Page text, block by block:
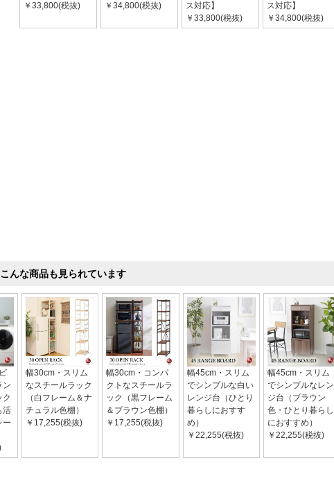
￥33,800(税抜)
￥34,800(税抜)
ス対応】
￥33,800(税抜)
ス対応】
￥34,800(税抜)
んな商品も見られています
ン
ク
活
ー
幅30cm・スリム
なスチールラック
（白フレーム＆ナ
チュラル色棚）
￥17,255(税抜)
幅30cm・コンパ
クトなスチールラ
ック（黒フレーム
＆ブラウン色棚）
￥17,255(税抜)
幅45cm・スリム
でシンプルな白い
レンジ台（ひとり
暮らしにおすす
め）
￥22,255(税抜)
幅45cm・スリム
でシンプルなレン
ジ台（ブラウン
色・ひとり暮らし
におすすめ）
￥22,255(税抜)